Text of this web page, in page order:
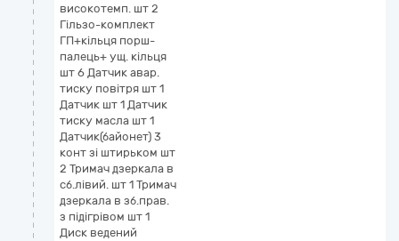
високотемп. шт 2
Гільзо-комплект
ГП+кільця порш-
палець+ ущ. кільця
шт 6 Датчик авар.
тиску повітря шт 1
Датчик шт 1 Датчик
тиску масла шт 1
Датчик(байонет) 3
конт зі штирьком шт
2 Тримач дзеркала в
сб.лівий. шт 1 Тримач
дзеркала в зб.прав.
з підігрівом шт 1
Диск ведений